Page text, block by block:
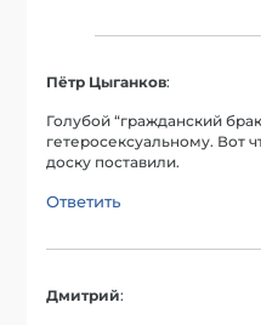
Пётр Цыганков:
Голубой “гражданский
гетеросексуальному. Вот
доску поставили.
Ответить
Дмитрий: